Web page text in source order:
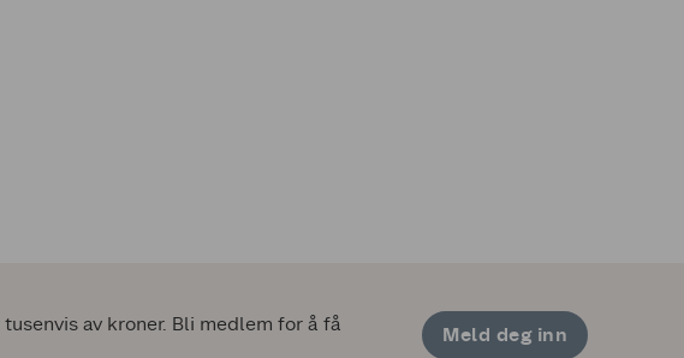
av kroner. Bli medlem for å få
Meld deg inn